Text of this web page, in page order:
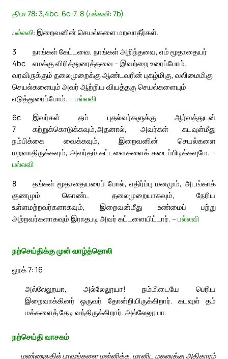
திபா 78: 3,4bc. 6c-7. 8 (பல்லவி: 7b)
பல்லவி: இறைவனின் செயல்களை மறவாதீர்கள்.
3
நாங்கள் கேட்டவை, நாங்கள் அறிந்தவை, எம் மூதாதையர்
எமக்கு விரித்துரைத்தவை – இவற்றை உரைப்போம்.
4bc
வரவிருக்கும் தலைமுறைக்கு ஆண்டவரின் புகழ்மிகு, வலிமைமிகு
செயல்களையும் அவர் ஆற்றிய வியத்தகு செயல்களையும்
எடுத்துரைப்போம். – பல்லவி
6c
இவர்கள் தம் புதல்வர்களுக்கு ஆர்வத்துடன்
கற்றுக்கொடுக்கவும்,
7
அதனால், அவர்கள் கடவுள்மீது
நம்பிக்கை வைக்கவும், இறைவனின் செயல்களை
மறவாதிருக்கவும், அவர்தம் கட்டளைகளைக் கடைப்பிடிக்கவுமே. –
பல்லவி
8
தங்கள் மூதாதையரைப் போல், எதிர்ப்பு மனமும், அடங்காக்
குணமும் கொண்ட தலைமுறையாகவும், நேரிய
உள்ளமற்றவர்களாகவும், இறைவன்மீது உண்மைப் பற்று
அற்றவர்களாகவும் இராதபடி அவர் கட்டளையிட்டார். – பல்லவி
நற்செய்திக்கு முன் வாழ்த்தொலி
லூக் 7: 16
அல்லேலூயா, அல்லேலூயா! நம்மிடையே பெரிய
இறைவாக்கினர் ஒருவர் தோன்றியிருக்கிறார். கடவுள் தம்
மக்களைத் தேடி வந்திருக்கிறார். அல்லேலூயா.
நற்செய்தி வாசகம்
மண்ணுலகில் பாவங்களை மன்னிக்க, மானிட மகனுக்கு அதிகாரம்